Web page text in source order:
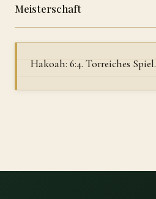
Meisterschaft
Hakoah: 6:4. Torreiches Spiel.